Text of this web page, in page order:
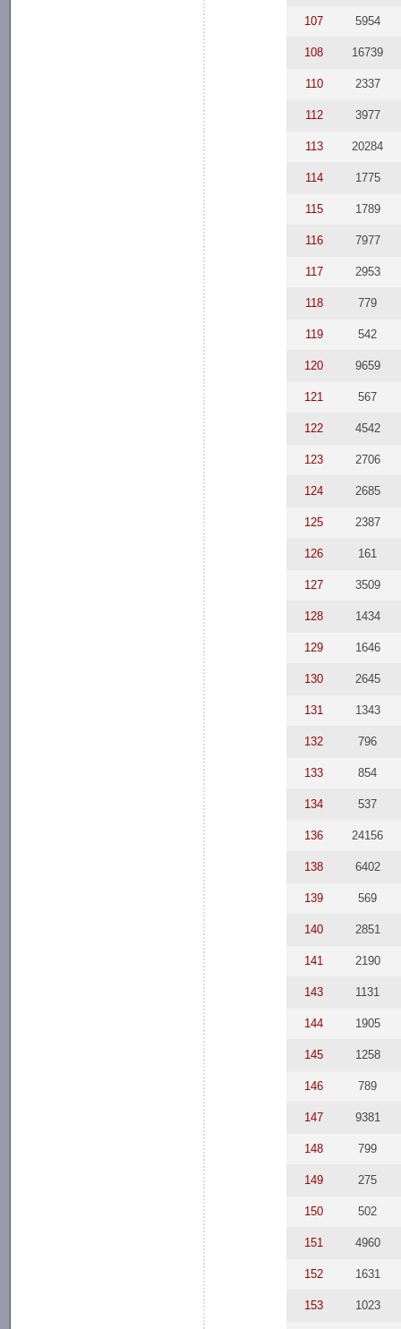
107 5954
108 16739
110 2337
112 3977
113 20284
114 1775
115 1789
116 7977
117 2953
118 779
119 542
120 9659
121 567
122 4542
123 2706
124 2685
125 2387
126 161
127 3509
128 1434
129 1646
130 2645
131 1343
132 796
133 854
134 537
136 24156
138 6402
139 569
140 2851
141 2190
143 1131
144 1905
145 1258
146 789
147 9381
148 799
149 275
150 502
151 4960
152 1631
153 1023